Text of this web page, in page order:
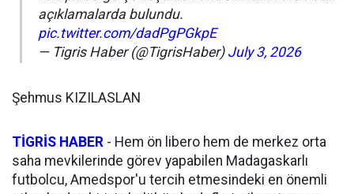
açıklamalarda bulundu.
pic.twitter.com/dadPgPGkpE
— Tigris Haber (@TigrisHaber) July 3, 2026
Şehmus KIZILASLAN
TİGRİS HABER - Hem ön libero hem de merkez orta
saha mevkilerinde görev yapabilen Madagaskarlı
futbolcu, Amedspor'u tercih etmesindeki en önemli